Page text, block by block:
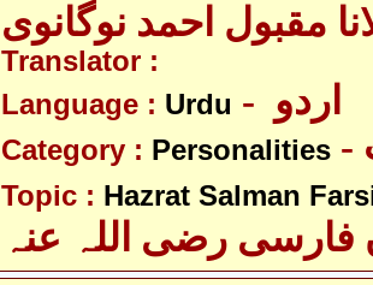
مقبول احمد نوگانوی
Translator :
Language : Urdu
Category : Personalities
Topic : Hazrat Salman
فارسی رضی اللہ عنہ